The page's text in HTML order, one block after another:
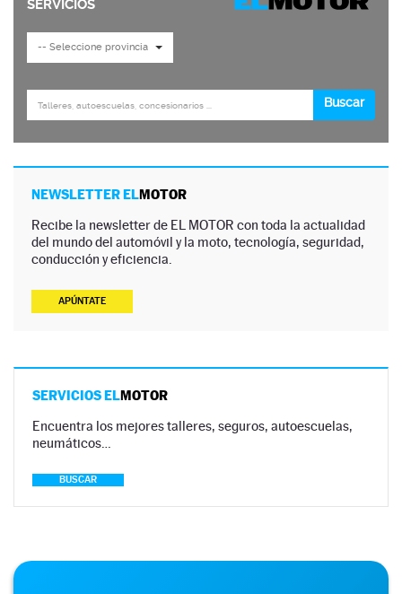
NEWSLETTER ELMOTOR
Recibe la newsletter de EL MOTOR con toda la actualidad
del mundo del automóvil y la moto, tecnología, seguridad,
conducción y eficiencia.
APÚNTATE
SERVICIOS ELMOTOR
Encuentra los mejores talleres, seguros, autoescuelas,
neumáticos…
BUSCAR